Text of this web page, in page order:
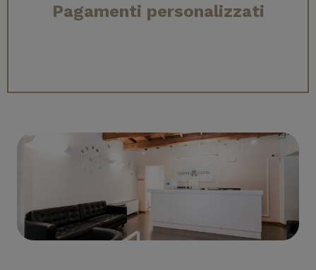
Pagamenti personalizzati